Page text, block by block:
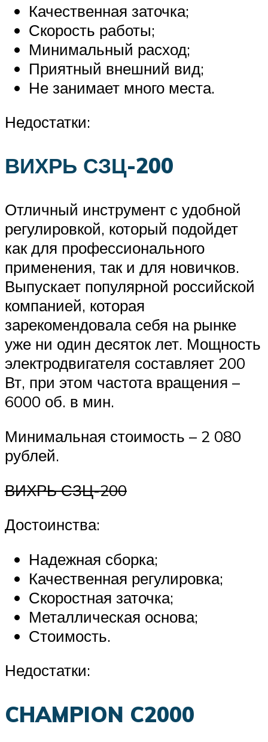
Качественная заточка;
Скорость работы;
Минимальный расход;
Приятный внешний вид;
Не занимает много места.
Недостатки:
ВИХРЬ СЗЦ-200
Отличный инструмент с удобной
регулировкой, который подойдет
как для профессионального
применения, так и для новичков.
Выпускает популярной российской
компанией, которая
зарекомендовала себя на рынке
уже ни один десяток лет. Мощность
электродвигателя составляет 200
Вт, при этом частота вращения –
6000 об. в мин.
Минимальная стоимость – 2 080
рублей.
ВИХРЬ СЗЦ-200
Достоинства:
Надежная сборка;
Качественная регулировка;
Скоростная заточка;
Металлическая основа;
Стоимость.
Недостатки:
CHAMPION C2000